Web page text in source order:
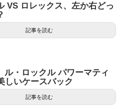
VS ロレックス、左か右どっ
記事を読む
ル・ロックル パワーマティ
しいケースバック
記事を読む